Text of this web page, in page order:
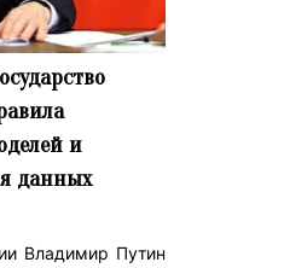
и
данных
Владимир Путин